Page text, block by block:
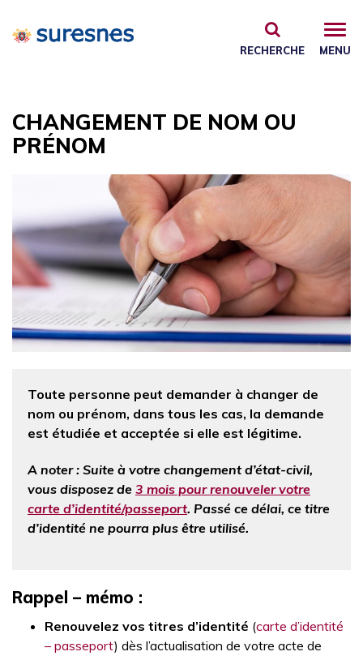
MENU
RECHERCHE
CHANGEMENT DE NOM OU
PRÉNOM
Toute personne peut demander à changer de
nom ou prénom, dans tous les cas, la demande
est étudiée et acceptée si elle est légitime.
A noter : Suite à votre changement d’état-civil,
vous disposez de 3 mois pour renouveler votre
carte d’identité/passeport. Passé ce délai, ce titre
d’identité ne pourra plus être utilisé.
Rappel – mémo :
Renouvelez vos titres d’identité (carte d’identité
– passeport) dès l’actualisation de votre acte de